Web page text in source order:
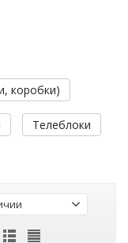
коробки)
Телеблоки